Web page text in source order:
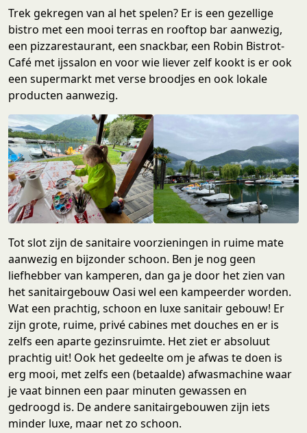
Trek gekregen van al het spelen? Er is een gezellige
bistro met een mooi terras en rooftop bar aanwezig,
een pizzarestaurant, een snackbar, een Robin Bistrot-
Café met ijssalon en voor wie liever zelf kookt is er ook
een supermarkt met verse broodjes en ook lokale
producten aanwezig.
Tot slot zijn de sanitaire voorzieningen in ruime mate
aanwezig en bijzonder schoon. Ben je nog geen
liefhebber van kamperen, dan ga je door het zien van
het sanitairgebouw Oasi wel een kampeerder worden.
Wat een prachtig, schoon en luxe sanitair gebouw! Er
zijn grote, ruime, privé cabines met douches en er is
zelfs een aparte gezinsruimte. Het ziet er absoluut
prachtig uit! Ook het gedeelte om je afwas te doen is
erg mooi, met zelfs een (betaalde) afwasmachine waar
je vaat binnen een paar minuten gewassen en
gedroogd is. De andere sanitairgebouwen zijn iets
minder luxe, maar net zo schoon.